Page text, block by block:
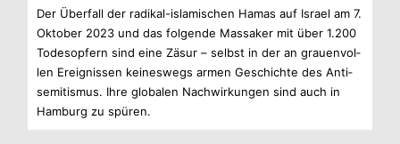
Der Über­fall der radikal-islamischen Hamas auf Israel am 7.
Okto­ber 2023 und das fol­gende Mas­sa­ker mit über 1.200
Todes­op­fern sind eine Zäsur – selbst in der an grau­en­vol­
len Ereig­nis­sen kei­nes­wegs armen Geschichte des Anti­
se­mi­tis­mus. Ihre glo­ba­len Nach­wir­kun­gen sind auch in
Ham­burg zu spüren.